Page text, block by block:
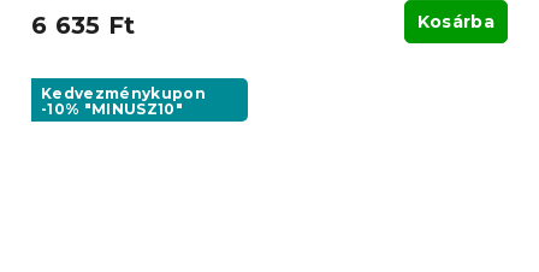
6 635 Ft Kosárba
Kedvezménykupon
-10% "MINUSZ10"